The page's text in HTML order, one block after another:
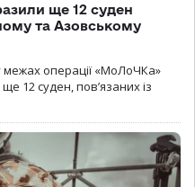
ще 12 суден
та Азовському
операції «МоЛоЧКа»
12 суден, пов’язаних із